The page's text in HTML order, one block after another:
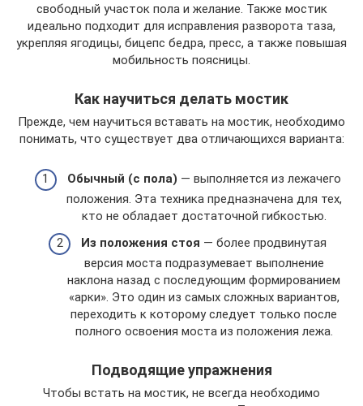
свободный участок пола и желание. Также мостик
идеально подходит для исправления разворота таза,
укрепляя ягодицы, бицепс бедра, пресс, а также повышая
мобильность поясницы.
Как научиться делать мостик
Прежде, чем научиться вставать на мостик, необходимо
понимать, что существует два отличающихся варианта:
Обычный (с пола) — выполняется из лежачего
положения. Эта техника предназначена для тех,
кто не обладает достаточной гибкостью.
Из положения стоя — более продвинутая
версия моста подразумевает выполнение
наклона назад с последующим формированием
«арки». Это один из самых сложных вариантов,
переходить к которому следует только после
полного освоения моста из положения лежа.
Подводящие упражнения
Чтобы встать на мостик, не всегда необходимо